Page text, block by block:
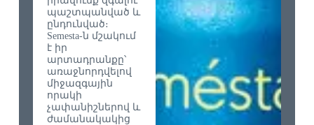
պաշտպանված և
ընդունված։
Semesta-ն մշակում
է իր
արտադրանքը՝
առաջնորդվելով
միջազգային
որակի
չափանիշներով և
ժամանակակից